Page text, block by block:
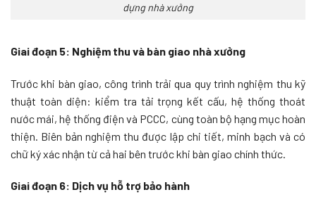
dựng nhà xưởng
Giai đoạn 5: Nghiệm thu và bàn giao nhà xưởng
Trước khi bàn giao, công trình trải qua quy trình nghiệm thu kỹ
thuật toàn diện: kiểm tra tải trọng kết cấu, hệ thống thoát
nước mái, hệ thống điện và PCCC, cùng toàn bộ hạng mục hoàn
thiện. Biên bản nghiệm thu được lập chi tiết, minh bạch và có
chữ ký xác nhận từ cả hai bên trước khi bàn giao chính thức.
Giai đoạn 6: Dịch vụ hỗ trợ bảo hành